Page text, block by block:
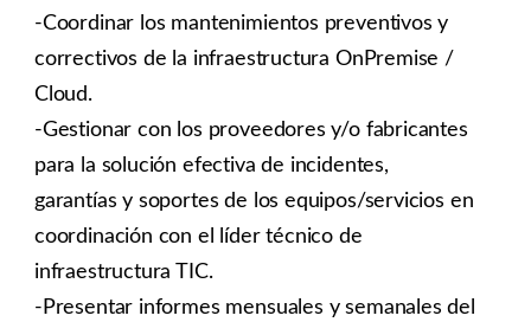
-Coordinar los mantenimientos preventivos y
correctivos de la infraestructura OnPremise /
Cloud.
-Gestionar con los proveedores y/o fabricantes
para la solución efectiva de incidentes,
garantías y soportes de los equipos/servicios en
coordinación con el líder técnico de
infraestructura TIC.
-Presentar informes mensuales y semanales del